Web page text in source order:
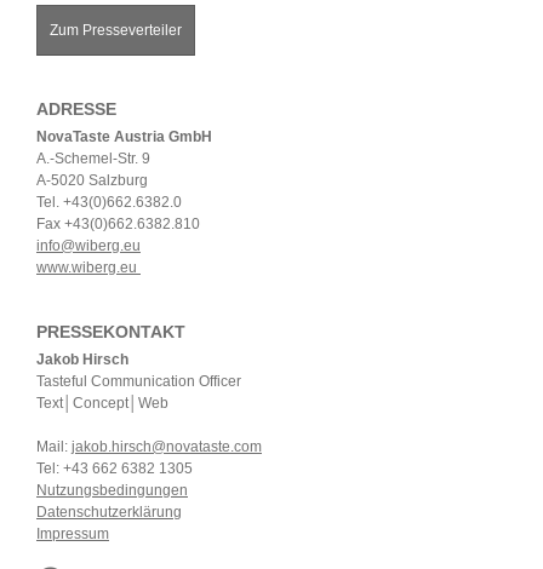
Zum Presseverteiler
ADRESSE
NovaTaste Austria GmbH
A.-Schemel-Str. 9
A-5020 Salzburg
Tel. +43(0)662.6382.0
Fax +43(0)662.6382.810
info@wiberg.eu
www.wiberg.eu
PRESSEKONTAKT
Jakob Hirsch
Tasteful Communication Officer
Text│Concept│Web
Mail: jakob.hirsch@novataste.com
Tel: +43 662 6382 1305
Nutzungsbedingungen
Datenschutzerklärung
Impressum